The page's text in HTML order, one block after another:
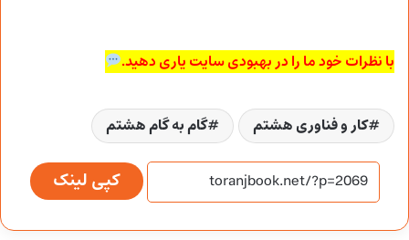
با نظرات خود ما را در بهبودی سایت یاری دهید.
کار و فناوری هشتم گام به گام هشتم
کپی لینک